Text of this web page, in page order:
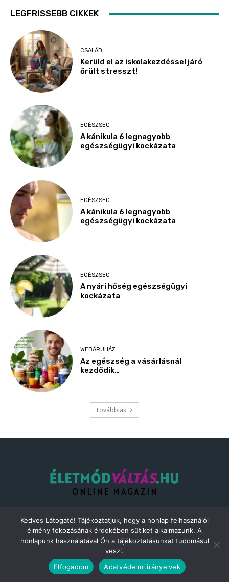
Teljesen mindegy, hogy még csak kacérkodsz az életmódváltással
vagy egy bizonytalan kezdő vagy, akinek rengeteg tanácsra van
szüksége, esetleg már sikeresen életmódot váltottál és le akarod
porolni a tudásodat és találni szeretnél még egy jó receptet – az
Életmódváltás.hu itt van Neked! Több száz ingyenes cikkünk van
mindenféle témában, tehát Neked csak el kell kezdened az
Kedves Látogató! Tájékoztatjuk, hogy a honlap felhasználói
élmény fokozásának érdekében sütiket alkalmazunk. A
honlapunk használatával Ön a tájékoztatásunkat tudomásul
veszi.
Elfogadom
Adatvédelmi irányelvek